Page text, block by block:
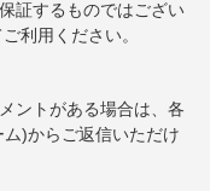
証するものではござい
利用ください。
ントがある場合は、各
)からご返信いただけ